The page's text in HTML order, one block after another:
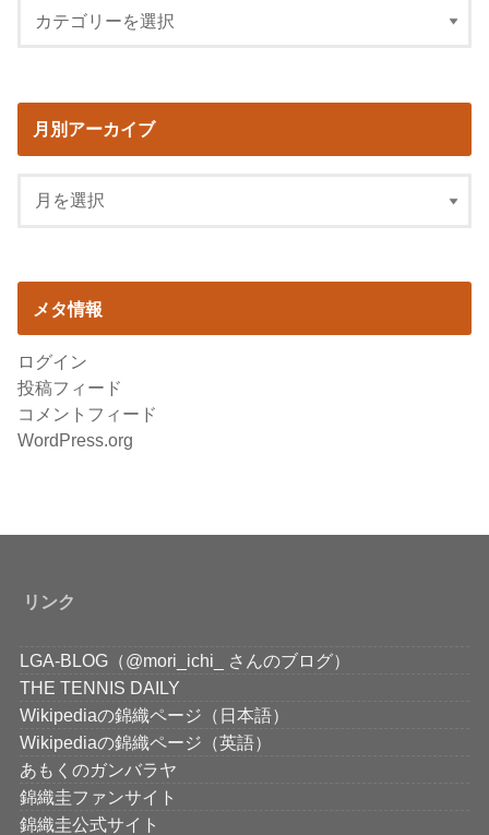
月別アーカイブ
メタ情報
ログイン
投稿フィード
コメントフィード
WordPress.org
リンク
LGA-BLOG（@mori_ichi_ さんのブログ）
THE TENNIS DAILY
Wikipediaの錦織ページ（日本語）
Wikipediaの錦織ページ（英語）
あもくのガンバラヤ
錦織圭ファンサイト
錦織圭公式サイト